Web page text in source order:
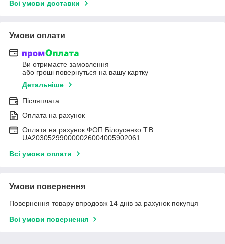
Всі умови доставки
Умови оплати
Ви отримаєте замовлення
або гроші повернуться на вашу картку
Детальніше
Післяплата
Оплата на рахунок
Оплата на рахунок ФОП Білоусенко Т.В.
UA203052990000026004005902061
Всі умови оплати
Умови повернення
Повернення товару впродовж 14 днів за рахунок покупця
Всі умови повернення